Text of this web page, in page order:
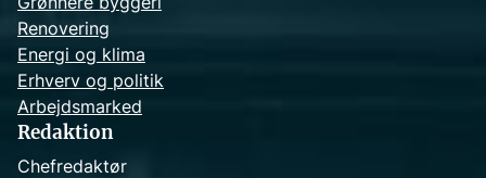
Renovering
Energi og klima
Erhverv og politik
Arbejdsmarked
Redaktion
Chefredaktør